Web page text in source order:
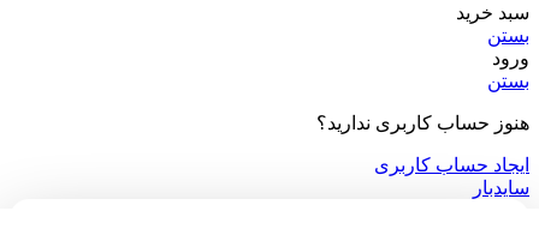
سبد خرید
بستن
ورود
بستن
هنوز حساب کاربری ندارید؟
ایجاد حساب کاربری
سایدبار